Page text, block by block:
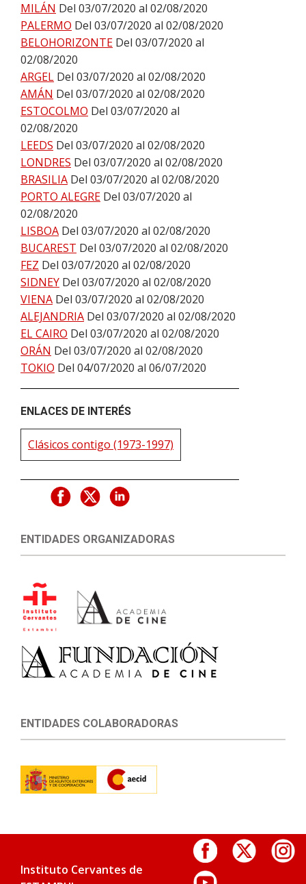
MILÁN Del 03/07/2020 al 02/08/2020
PALERMO Del 03/07/2020 al 02/08/2020
BELOHORIZONTE Del 03/07/2020 al
02/08/2020
ARGEL Del 03/07/2020 al 02/08/2020
AMÁN Del 03/07/2020 al 02/08/2020
ESTOCOLMO Del 03/07/2020 al
02/08/2020
LEEDS Del 03/07/2020 al 02/08/2020
LONDRES Del 03/07/2020 al 02/08/2020
BRASILIA Del 03/07/2020 al 02/08/2020
PORTO ALEGRE Del 03/07/2020 al
02/08/2020
LISBOA Del 03/07/2020 al 02/08/2020
BUCAREST Del 03/07/2020 al 02/08/2020
FEZ Del 03/07/2020 al 02/08/2020
SIDNEY Del 03/07/2020 al 02/08/2020
VIENA Del 03/07/2020 al 02/08/2020
ALEJANDRIA Del 03/07/2020 al 02/08/2020
EL CAIRO Del 03/07/2020 al 02/08/2020
ORÁN Del 03/07/2020 al 02/08/2020
TOKIO Del 04/07/2020 al 06/07/2020
ENLACES DE INTERÉS
Clásicos contigo (1973-1997)
ENTIDADES ORGANIZADORAS
ENTIDADES COLABORADORAS
Instituto Cervantes de